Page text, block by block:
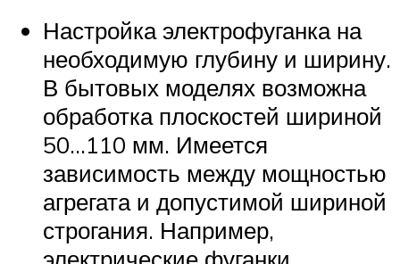
Настройка электрофуганка на
необходимую глубину и ширину.
В бытовых моделях возможна
обработка плоскостей шириной
50…110 мм. Имеется
зависимость между мощностью
агрегата и допустимой шириной
строгания. Например,